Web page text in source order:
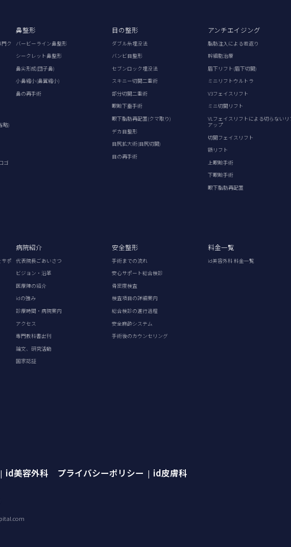
門ク
略)
ゴ
鼻整形
バービーライン鼻整形
シークレット鼻整形
鼻尖形成(団子鼻)
小鼻縮小(鼻翼縮小)
鼻の再手術
目の整形
ダブル糸埋没法
バンビ目整形
セブンロック埋没法
スキニー切開二重術
部分切開二重術
眼瞼下垂手術
眼下脂肪再配置(クマ取り)
デカ目整形
目尻拡大術(目尻切開)
目の再手術
アンチエイジング
脂肪注入による若返り
幹細胞治療
眉下リフト(眉下切開)
ミニリフトウルトラ
V3フェイスリフト
ミニ切開リフト
VLフェイスリフトによる切らないリ
アップ
切開フェイスリフト
額リフト
上眼瞼手術
下眼瞼手術
眼下脂肪再配置
サポ
病院紹介
代表院長ごあいさつ
ビジョン・沿革
医療陣の紹介
idの強み
診療時間・病院案内
アクセス
専門教科書出刊
論文、研究活動
国家認証
安全整形
手術までの流れ
安心サポート総合検診
骨密度検査
検査項目の詳細案内
総合検診の進行過程
安全麻酔システム
手術後のカウンセリング
料金一覧
id美容外科 料金一覧
| id美容外科 プライバシーポリシー | id皮膚科